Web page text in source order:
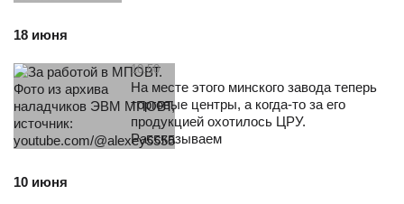
18 июня
На месте этого минского завода теперь
торговые центры, а когда-то за его
продукцией охотилось ЦРУ.
Рассказываем
10.50
10 июня